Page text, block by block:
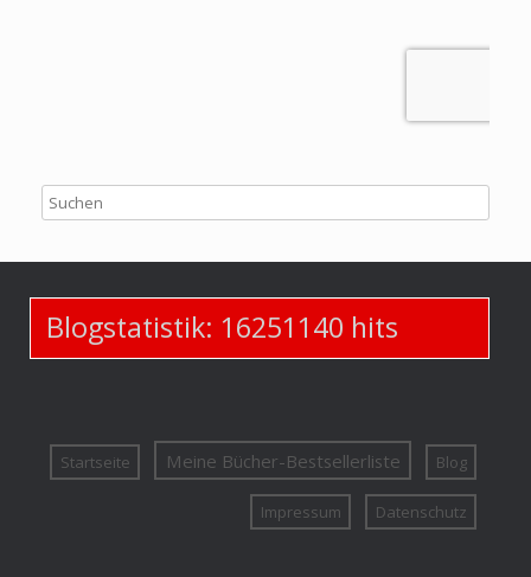
Blogstatistik: 16251140 hits
Startseite Meine Bücher-Bestsellerliste Blog
Impressum Datenschutz